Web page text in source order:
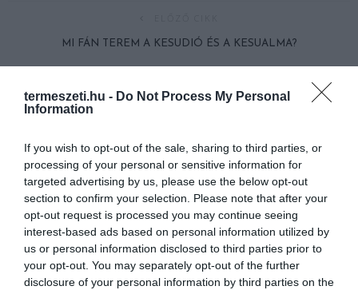
termeszeti.hu - Do Not Process My Personal
Information
If you wish to opt-out of the sale, sharing to third parties, or
processing of your personal or sensitive information for
targeted advertising by us, please use the below opt-out
section to confirm your selection. Please note that after your
opt-out request is processed you may continue seeing
interest-based ads based on personal information utilized by
us or personal information disclosed to third parties prior to
your opt-out. You may separately opt-out of the further
disclosure of your personal information by third parties on the
MI FÁN TEREM A KESUDIÓ ÉS A KESUALMA?
KÖVETKEZŐ CIKK
10 NEM MINDENNAPI SPORT, AMIRŐL TALÁN MÉG SOSEM
HASONLÓ ÉRDEKESSÉGEK